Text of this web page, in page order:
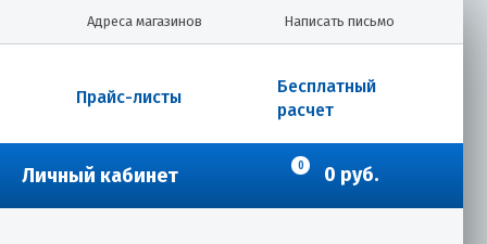
Написать письмо
Адреса магазинов
Бесплатный
расчет
Прайс-листы
Личный кабинет 0 0 руб.